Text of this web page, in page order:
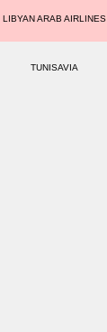
LIBYAN ARAB AIRLINES
TUNISAVIA